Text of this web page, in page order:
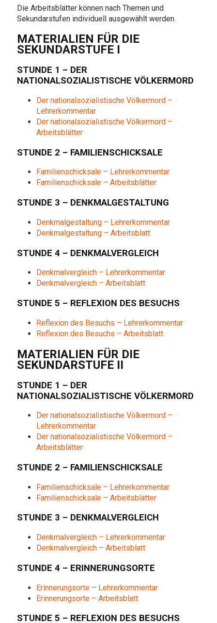
Die Arbeitsblätter können nach Themen und
Sekundarstufen individuell ausgewählt werden.
MATERIALIEN FÜR DIE
SEKUNDARSTUFE I
STUNDE 1 – DER
NATIONALSOZIALISTISCHE VÖLKERMORD
Der nationalsozialistische Völkermord –
Lehrerkommentar
Der nationalsozialistische Völkermord –
Arbeitsblätter
STUNDE 2 – FAMILIENSCHICKSALE
Familienschicksale – Lehrerkommentar
Familienschicksale – Arbeitsblätter
STUNDE 3 – DENKMALGESTALTUNG
Denkmalgestaltung – Lehrerkommentar
Denkmalgestaltung – Arbeitsblatt
STUNDE 4 – DENKMALVERGLEICH
Denkmalvergleich – Lehrerkommentar
Denkmalvergleich – Arbeitsblatt
STUNDE 5 – REFLEXION DES BESUCHS
Reflexion des Besuchs – Lehrerkommentar
Reflexion des Besuchs – Arbeitsblatt
MATERIALIEN FÜR DIE
SEKUNDARSTUFE II
STUNDE 1 – DER
NATIONALSOZIALISTISCHE VÖLKERMORD
Der nationalsozialistische Völkermord –
Lehrerkommentar
Der nationalsozialistische Völkermord –
Arbeitsblätter
STUNDE 2 – FAMILIENSCHICKSALE
Familienschicksale – Lehrerkommentar
Familienschicksale – Arbeitsblätter
STUNDE 3 – DENKMALVERGLEICH
Denkmalvergleich – Lehrerkommentar
Denkmalvergleich – Arbeitsblatt
STUNDE 4 – ERINNERUNGSORTE
Erinnerungsorte – Lehrerkommentar
Erinnerungsorte – Arbeitsblatt
STUNDE 5 – REFLEXION DES BESUCHS